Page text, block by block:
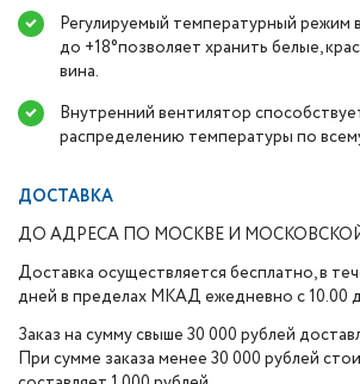
Регулируемый температурный режим
до +18°позволяет хранить белые,
вина.
Внутренний вентилятор
распределению температуры по
ДОСТАВКА
ДО АДРЕСА ПО МОСКВЕ И
Доставка осуществляется бесплатно, в
дней в пределах МКАД ежедневно с 10.00
Заказ на сумму свыше 30 000 рублей
При сумме заказа менее 30 000 рублей